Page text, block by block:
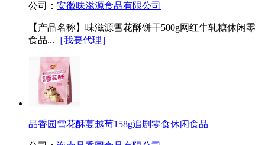
公司： 安徽味滋源食品有限公司
【产品名称】味滋源雪花酥饼干500g网红牛轧糖休闲零
食品... ［我要代理］
品香园雪花酥蔓越莓158g追剧零食休闲食品